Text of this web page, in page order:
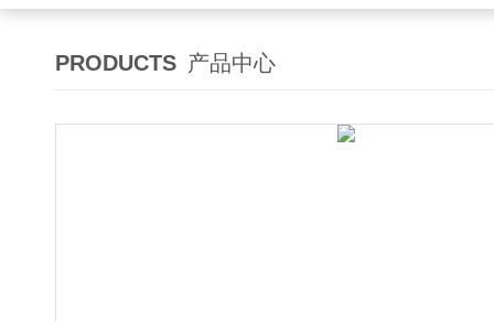
PRODUCTS 产品中心